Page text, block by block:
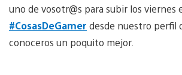
uno de vosotr@s para subir los viernes
#CosasDeGamer desde nuestro perfil
conoceros un poquito mejor.